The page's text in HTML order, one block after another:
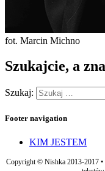
fot. Marcin Michno
Szukajcie, a
Szukaj:
Footer navigation
KIM JESTEM
Copyright © Nishka 2013-2017 •